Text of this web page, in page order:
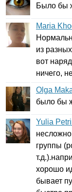
Было бы
Maria
из
вот
ничего,
Olga
было бы
Yulia
группы
хорошо
бывает